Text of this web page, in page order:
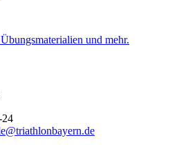
und mehr.
24